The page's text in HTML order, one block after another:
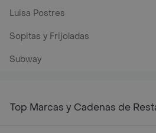
Luisa Postres
Sopitas y Frijoladas
Subway
Top Marcas y Cadenas de